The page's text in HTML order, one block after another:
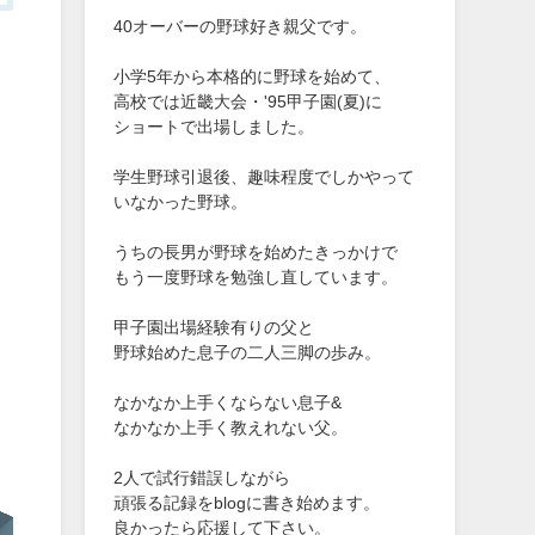
40オーバーの野球好き親父です。
小学5年から本格的に野球を始めて、
高校では近畿大会・'95甲子園(夏)に
ショートで出場しました。
学生野球引退後、趣味程度でしかやって
いなかった野球。
うちの長男が野球を始めたきっかけで
もう一度野球を勉強し直しています。
甲子園出場経験有りの父と
野球始めた息子の二人三脚の歩み。
なかなか上手くならない息子&
なかなか上手く教えれない父。
2人で試行錯誤しながら
頑張る記録をblogに書き始めます。
良かったら応援して下さい。